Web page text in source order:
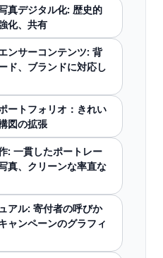
真デジタル化: 歴史的
化、共有
ンサーコンテンツ: 背
ド、ブランドに対応し
ートフォリオ：きれい
図の拡張
: 一貫したポートレー
真、クリーンな率直な
アル: 寄付者の呼びか
ャンペーンのグラフィ